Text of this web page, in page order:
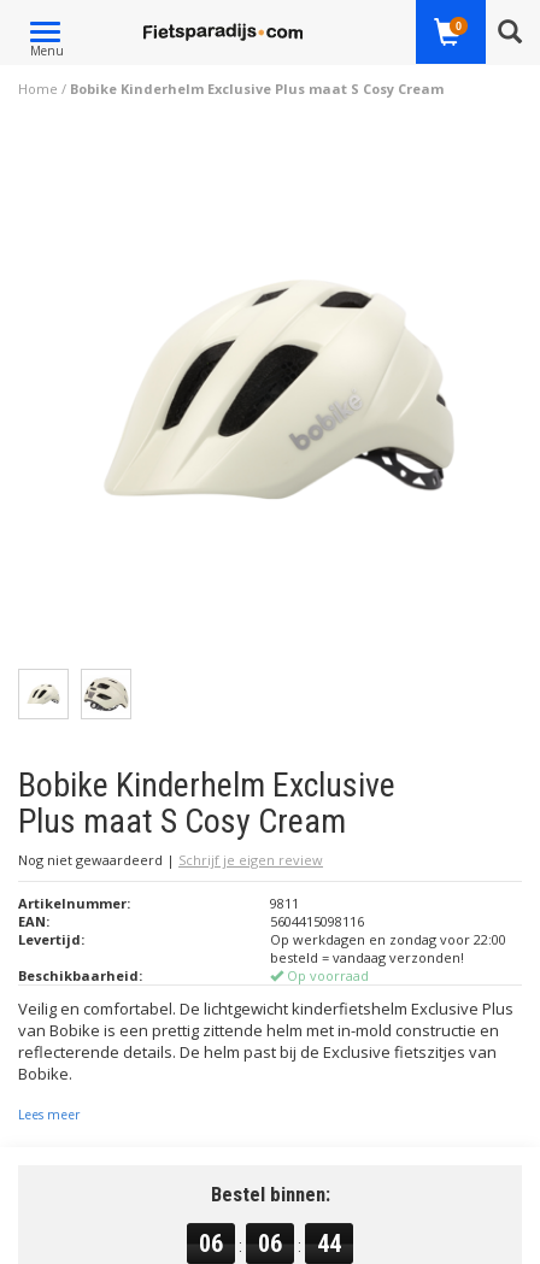
Toggle
navigation
Menu
0
Home / Bobike Kinderhelm Exclusive Plus maat S Cosy Cream
Bobike Kinderhelm Exclusive
Plus maat S Cosy Cream
Nog niet gewaardeerd | Schrijf je eigen review
Artikelnummer:
9811
EAN:
5604415098116
Levertijd:
Op werkdagen en zondag voor 22:00
besteld = vandaag verzonden!
Beschikbaarheid:
Op voorraad
Veilig en comfortabel. De lichtgewicht kinderfietshelm Exclusive Plus
van Bobike is een prettig zittende helm met in-mold constructie en
reflecterende details. De helm past bij de Exclusive fietszitjes van
Bobike.
Lees meer
Bestel binnen:
06 : 06 : 43